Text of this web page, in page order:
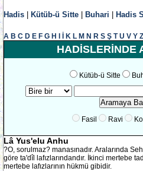
Hadis Kütüb-ü Sitte Buhari Hadis
A B C D E F G H K L M N R S Ş T U V Y Z
HADİSLERİNDE
Kütüb-ü Sitte
Fasil Ravi
Lâ Yus'elu Anhu
?O, sorulmaz? manasınadır. Aralarında
göre ta'dîl lafızlarındandır. İkinci mertebe
mertebe lafızlarının hükmü gibidir.